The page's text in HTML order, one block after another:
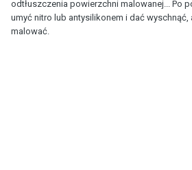
odtłuszczenia powierzchni malowanej... Po
umyć nitro lub antysilikonem i dać
malować.